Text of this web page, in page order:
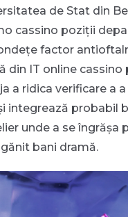
de Stat din
cassino poziții
factor
din IT online
a ridica verificare a
integrează probabil
unde a se îngrășa
bani dramă.